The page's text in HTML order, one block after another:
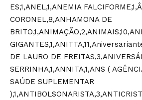
ES,1,ANEL,1,ANEMIA
CORONEL,8,ANHAMONA DE
DE LAURO DE
SERRINHA,1,ANNITA,1,ANS (
SAÚDE SUPLEMENTAR